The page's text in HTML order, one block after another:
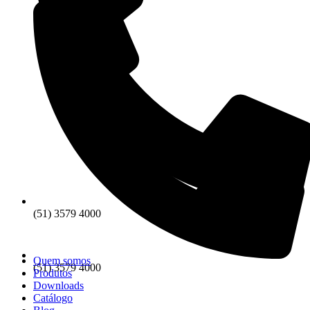
(51) 3579 4000
(51) 3579 4000
Quem somos
Produtos
Downloads
Catálogo